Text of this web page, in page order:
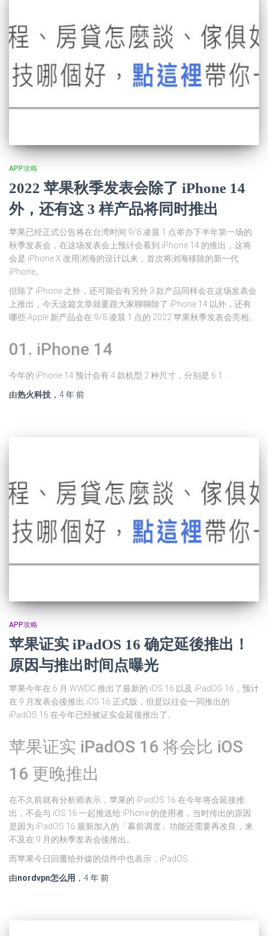
APP攻略
2022 苹果秋季发表会除了 iPhone 14
外，还有这 3 样产品将同时推出
苹果已经正式公告将在台湾时间 9/8 凌晨 1 点举办下半年第一场的
秋季发表会，在这场发表会上预计会看到 iPhone 14 的推出，这将
会是 iPhone X 改用浏海的设计以来，首次将浏海移除的新一代
iPhone。
但除了 iPhone 之外，还可能会有另外 3 款产品同样会在这场发表会
上推出，今天这篇文章就要跟大家聊聊除了 iPhone 14 以外，还有
哪些 Apple 新产品会在 9/8 凌晨 1 点的 2022 苹果秋季发表会亮相。
01. iPhone 14
今年的 iPhone 14 预计会有 4 款机型 2 种尺寸，分别是 6.1 …
由热火科技 ， 4 年前
APP攻略
苹果证实 iPadOS 16 确定延後推出！
原因与推出时间点曝光
苹果今年在 6 月 WWDC 推出了最新的 iOS 16 以及 iPadOS 16，预计
在 9 月发表会後推出 iOS 16 正式版，但是以往会一同推出的
iPadOS 16 在今年已经被证实会延後推出了。
苹果证实 iPadOS 16 将会比 iOS
16 更晚推出
在不久前就有分析师表示，苹果的 iPadOS 16 在今年将会延後推
出，不会与 iOS 16 一起推送给 iPhone 的使用者，当时传出的原因
是因为 iPadOS 16 最新加入的「幕前调度」功能还需要再改良，来
不及在 9 月的秋季发表会後推出。
而苹果今日回覆给外媒的信件中也表示，iPadOS …
由nordvpn怎么用 ， 4 年前